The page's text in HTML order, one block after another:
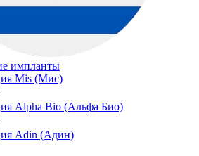
импланты
Mis (Мис)
Alpha Bio (Альфа Био)
Adin (Адин)